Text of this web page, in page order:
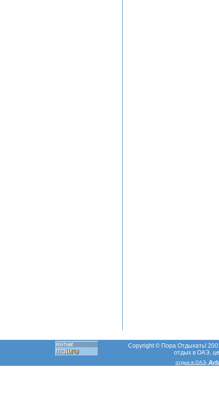
Copyright © Пора Отдыхать!
отдых в ОАЭ,
отдых в ОАЭ,